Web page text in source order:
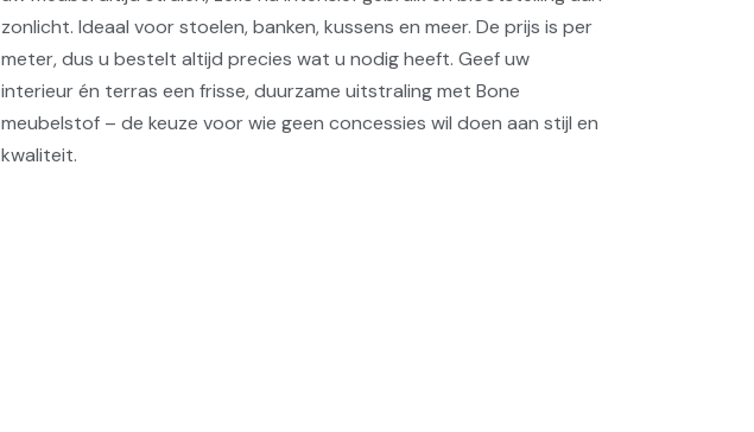
zonlicht. Ideaal voor stoelen, banken, kussens en meer. De prijs is per
meter, dus u bestelt altijd precies wat u nodig heeft. Geef uw
interieur én terras een frisse, duurzame uitstraling met Bone
meubelstof – de keuze voor wie geen concessies wil doen aan stijl en
kwaliteit.